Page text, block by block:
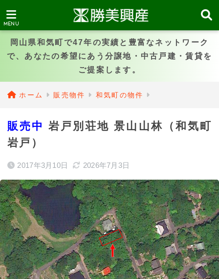
岡山県和気町で47年の実績と豊富なネットワーク
で、あなたの希望にあう分譲地・中古戸建・賃貸を
ご提案します。
ホーム 販売物件 和気町の物件
販売中 岩戸別荘地 景山山林（和気町
岩戸）
2017年3月10日 2026年7月3日